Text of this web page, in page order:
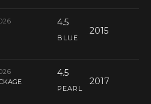
4.5
2015
BLUE
4.5
2017
PEARL